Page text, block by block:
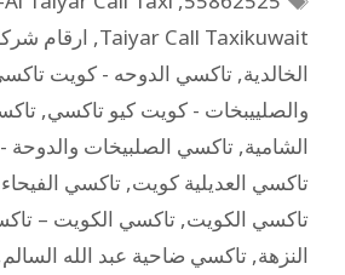
Taiyar Call Taxikuwait
, ارقام
الخالدية, تاكسي الدوحه - كويت
والصلييبخات - كويت كيو تاكسي,
الشامية, تاكسي الصلبيخات والدوحة
تاكسي العديلية كويت, تاكسي الفيحاء
تاكسي الكويت, تاكسي الكويت –
النزهة, تاكسي ضاحية عبد الله السالم